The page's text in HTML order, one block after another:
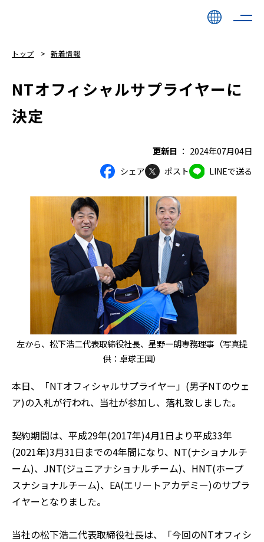
トップ 新着情報
NTオフィシャルサプライヤーに
決定
更新日 2024年07月04日
シェア ポスト LINEで送る
左から、松下浩二代表取締役社長、星野一朗専務理事（写真提
供：卓球王国）
本日、「NTオフィシャルサプライヤー」(男子NTのウェ
ア)の入札が行われ、当社が参加し、落札致しました。
契約期間は、平成29年(2017年)4月1日より平成33年
(2021年)3月31日までの4年間になり、NT(ナショナルチ
ーム)、JNT(ジュニアナショナルチーム)、HNT(ホープ
スナショナルチーム)、EA(エリートアカデミー)のサプラ
イヤーとなりました。
当社の松下浩二代表取締役社長は、「今回のNTオフィシ